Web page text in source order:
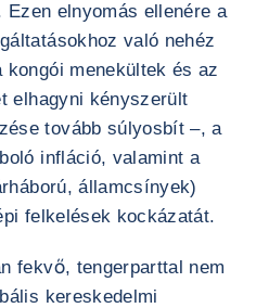
elnyomás ellenére a
való nehéz
menekültek és az
elhagyni kényszerült
tovább súlyosbít –, a
infláció, valamint a
államcsínyek)
felkelések kockázatát.
fekvő, tengerparttal nem
kereskedelmi